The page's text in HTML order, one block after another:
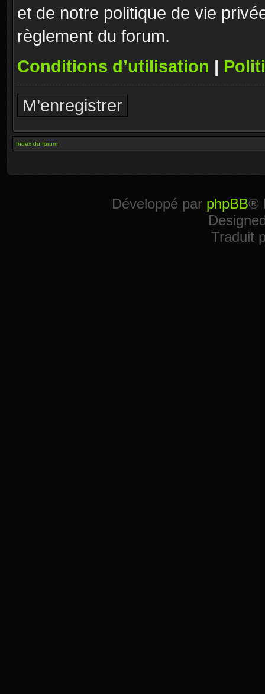
et de notre politique de vie
règlement du forum.
Conditions d’utilisation |
M’enregistrer
Index du forum
Développé par phpBB®
Traduit